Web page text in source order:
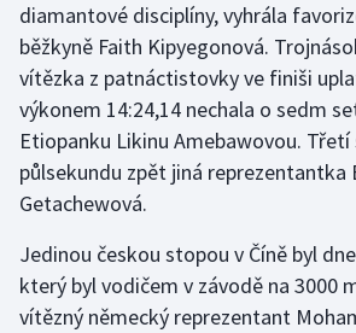
diamantové disciplíny, vyhrála
běžkyně Faith Kipyegonová.
vítězka z patnáctistovky ve finiši
výkonem 14:24,14 nechala o sedm
Etiopanku Likinu Amebawovou.
půlsekundu zpět jiná reprezentantka
Getachewová.
Jedinou českou stopou v Číně byl
který byl vodičem v závodě na 3000
vítězný německý reprezentant